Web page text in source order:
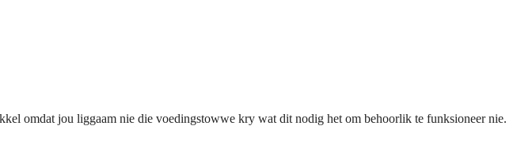
omdat jou liggaam nie die voedingstowwe kry wat dit nodig het om behoorlik te funksioneer nie.